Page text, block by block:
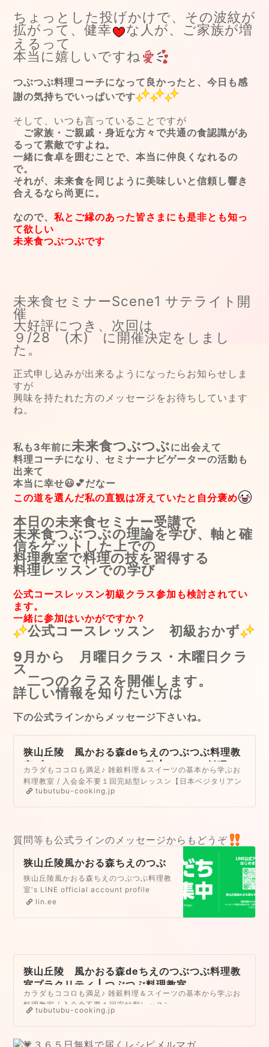
ちょっとした投げかけで、その波紋が
拡がって、健幸
な人が、ご家族が増
えるって
本当に嬉しいですね
つぶつぶ料理コーチになって良かったと、今日も感
謝の気持ちでいっぱいです
そして、いつも言っていることですが
ご家族・ご親戚・身近な方々で共通の食認識があ
るって素敵ですよね。
一緒に食卓を囲むことで、本当に仲良くなれるの
で。
それが、未来食を同じように美味しいと信頼し響き
合えるなら尚更に。
なので、 私とご縁のあった皆さまにも是非とも知っ
て欲しい
未来食つぶつぶです
未来食セミナーScene1 サテライト開
催
大好評につき、次回は
９/28 (木) に開催決定をしまし
た。
正式申し込みが出来るようになったらお知らせしま
すが
興味を持たれた方のメッセージをお待ちしています
ね。
私も3年前に未来食つぶつぶに出会えて
料理コーチになり、セミナーナビゲーターの活動も
出来て
本当に幸せ😃💕だなー
この道を選んだ私の直観は冴えていたと自分褒め
本日の未来食セミナー受講で
未来食つぶつぶの理論を学び、軸と確
信をゲットした上での
料理教室で料理の技を習得する
料理レッスンでの学び
公式コースレッスン初級クラス参加も検討されてい
ます。
一緒に参加はいかがですか？
公式コースレッスン 初級おかず
9月から 月曜日クラス・木曜日クラ
ス
二つのクラスを開催します。
詳しい情報を知りたい方は
下の公式ラインからメッセージ下さいね。
狭山丘陵 風かおる森deちえのつぶつぶ料理教
室プラクリティのコース一覧 | つぶつぶ料理教
室
カラダもココロも満足♪ 雑穀料理＆スイーツの基本から学ぶお
料理教室 / 入会金不要１回完結型レッスン【日本ベジタリアン
学会指定校】
tubutubu-cooking.jp
質問等も公式ラインのメッセージからもどうぞ
狭山丘陵風かおる森ちえのつぶ
つぶ料理教室 | LINE Official
Account
狭山丘陵風かおる森ちえのつぶつぶ料理教
室's LINE official account profile
page. Add them as a friend for the
lin.ee
狭山丘陵 風かおる森deちえのつぶつぶ料理教
室プラクリティ | つぶつぶ料理教室
カラダもココロも満足♪ 雑穀料理＆スイーツの基本から学ぶお
料理教室 / 入会金不要１回完結型レッスン
tubutubu-cooking.jp